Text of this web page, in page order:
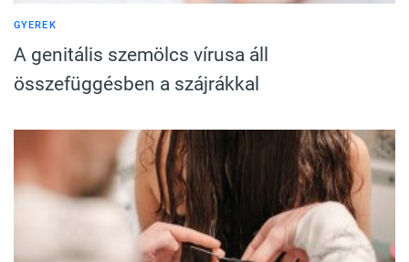
GYEREK
A genitális szemölcs vírusa áll
összefüggésben a szájrákkal